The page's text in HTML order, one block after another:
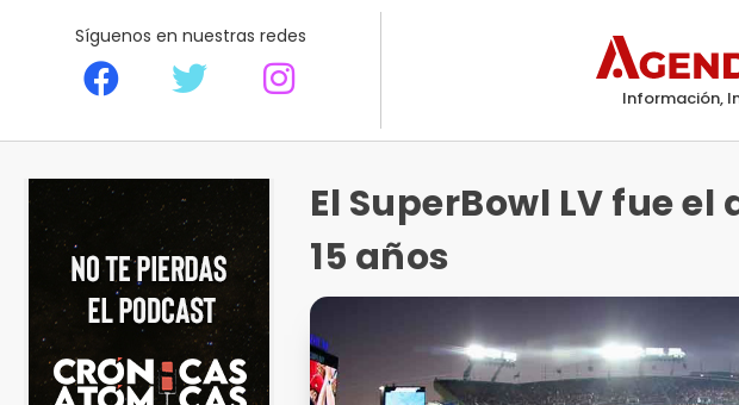
Síguenos en nuestras redes
Información,
El SuperBowl LV fue
15 años